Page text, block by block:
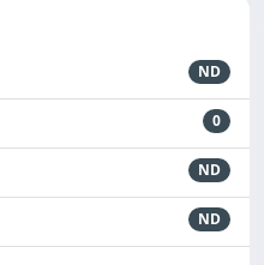
ND
0
ND
ND